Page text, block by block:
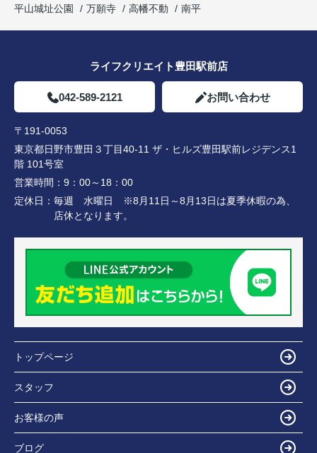
平山城址公園
万願寺 高幡不動 南平
ライフクリエイト豊田駅前店
042-589-2121 お問い合わせ
〒191-0053
東京都日野市豊田３丁目40-11 ザ・ヒルズ豊田駅前レジデンス1
階 101号室
営業時間： 9：00～18：00
定休日： 毎週 水曜日 ※8月11日～8月13日は夏季休暇の為、
店休となります。
トップページ
スタッフ
お客様の声
ブログ